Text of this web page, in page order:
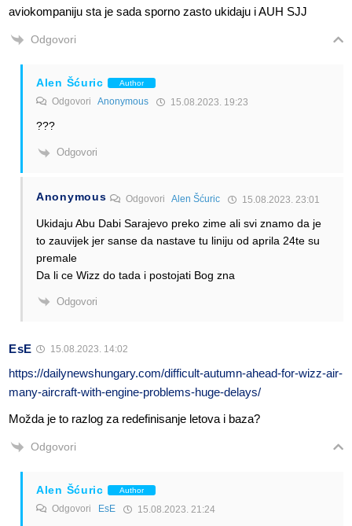
aviokompaniju sta je sada sporno zasto ukidaju i AUH SJJ
Odgovori
Alen Šćuric Author
Odgovori Anonymous 15.08.2023. 19:23
???
Odgovori
Anonymous OdgovoriAlen Šćuric 15.08.2023. 23:01
Ukidaju Abu Dabi Sarajevo preko zime ali svi znamo da je
to zauvijek jer sanse da nastave tu liniju od aprila 24te su
premale
Da li ce Wizz do tada i postojati Bog zna
Odgovori
EsE 15.08.2023. 14:02
https://dailynewshungary.com/difficult-autumn-ahead-for-wizz-air-
many-aircraft-with-engine-problems-huge-delays/
Možda je to razlog za redefinisanje letova i baza?
Odgovori
Alen Šćuric Author
Odgovori EsE 15.08.2023. 21:24